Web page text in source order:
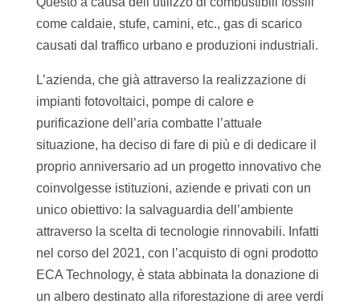
come caldaie, stufe, camini, etc., gas di scarico
causati dal traffico urbano e produzioni industriali.
L’azienda, che già attraverso la realizzazione di
impianti fotovoltaici, pompe di calore e
purificazione dell’aria combatte l’attuale
situazione, ha deciso di fare di più e di dedicare il
proprio anniversario ad un progetto innovativo che
coinvolgesse istituzioni, aziende e privati con un
unico obiettivo: la salvaguardia dell’ambiente
attraverso la scelta di tecnologie rinnovabili. Infatti
nel corso del 2021, con l’acquisto di ogni prodotto
ECA Technology, è stata abbinata la donazione di
un albero destinato alla riforestazione di aree verdi